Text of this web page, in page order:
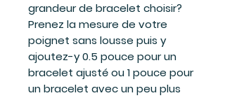
grandeur de bracelet choisir?
Prenez la mesure de votre
poignet sans lousse puis y
ajoutez-y 0.5 pouce pour un
bracelet ajusté ou 1 pouce pour
un bracelet avec un peu plus